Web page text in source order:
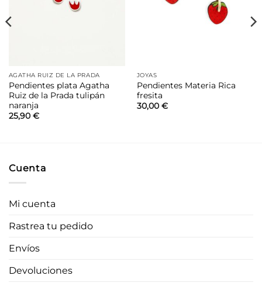
AGATHA RUIZ DE LA PRADA
Pendientes plata Agatha
Ruiz de la Prada tulipán
naranja
25,90 €
deseos
JOYAS
Pendientes Materia Rica
fresita
30,00 €
Cuenta
Mi cuenta
Rastrea tu pedido
Envíos
Devoluciones